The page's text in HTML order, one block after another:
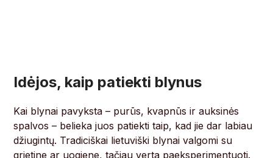
Idėjos, kaip patiekti blynus
Kai blynai pavyksta – purūs, kvapnūs ir auksinės
spalvos – belieka juos patiekti taip, kad jie dar labiau
džiugintų. Tradiciškai lietuviški blynai valgomi su
grietine ar uogiene, tačiau verta paeksperimentuoti.